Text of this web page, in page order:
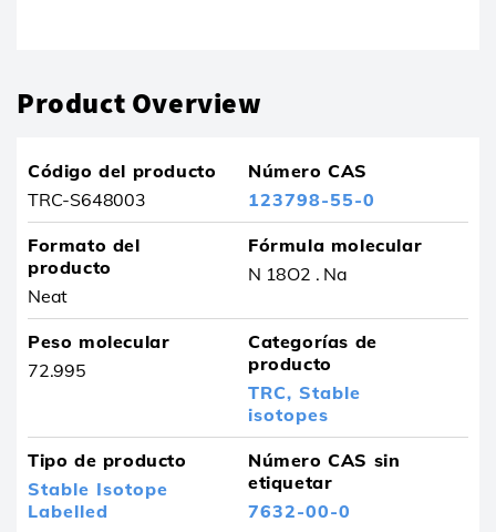
Product Overview
Código del producto
TRC-S648003
Número CAS
123798-55-0
Formato del
producto
Neat
Fórmula molecular
N 18O2 . Na
Peso molecular
72.995
Categorías de
producto
TRC, Stable
isotopes
Tipo de producto
Stable Isotope
Labelled
Número CAS sin
etiquetar
7632-00-0